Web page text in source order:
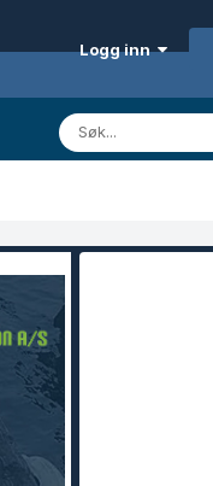
Logg inn